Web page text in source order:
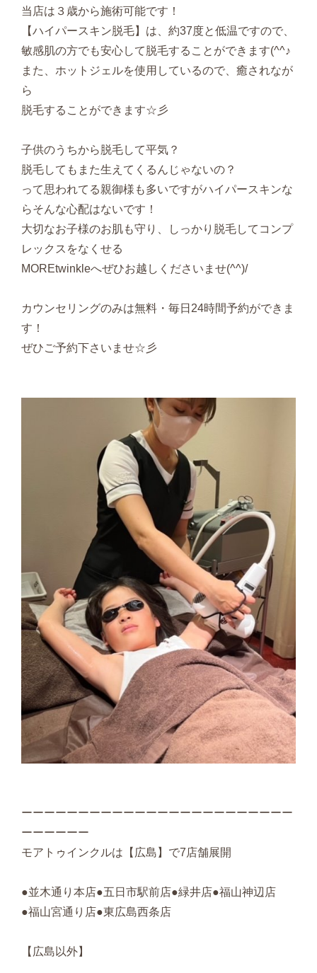
当店は３歳から施術可能です！
【ハイパースキン脱毛】は、約37度と低温ですので、
敏感肌の方でも安心して脱毛することができます(^^♪
また、ホットジェルを使用しているので、癒されなが
ら
脱毛することができます☆彡
子供のうちから脱毛して平気？
脱毛してもまた生えてくるんじゃないの？
って思われてる親御様も多いですがハイパースキンな
らそんな心配はないです！
大切なお子様のお肌も守り、しっかり脱毛してコンプ
レックスをなくせる
MOREtwinkleへぜひお越しくださいませ(^^)/
カウンセリングのみは無料・毎日24時間予約ができま
す！
ぜひご予約下さいませ☆彡
ーーーーーーーーーーーーーーーーーーーーーーーー
ーーーーーー
モアトゥインクルは【広島】で7店舗展開
●並木通り本店●五日市駅前店●緑井店●福山神辺店
●福山宮通り店●東広島西条店
【広島以外】